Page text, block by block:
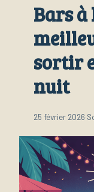
Business
Finance
Lifestyle
Bars à
sortir
nuit
25 février 2026·